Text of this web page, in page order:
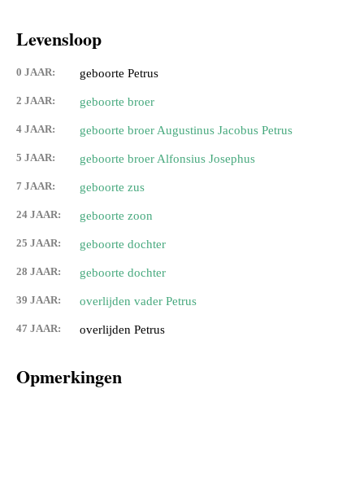
Levensloop
0 JAAR: geboorte Petrus
2 JAAR: geboorte broer
4 JAAR: geboorte broer Augustinus Jacobus Petrus
5 JAAR: geboorte broer Alfonsius Josephus
7 JAAR: geboorte zus
24 JAAR: geboorte zoon
25 JAAR: geboorte dochter
28 JAAR: geboorte dochter
39 JAAR: overlijden vader Petrus
47 JAAR: overlijden Petrus
Opmerkingen